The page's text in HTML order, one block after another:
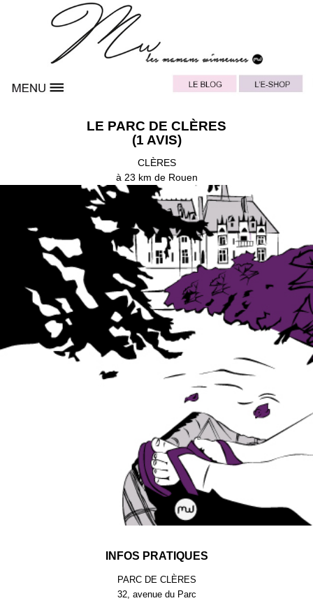
LE PARC DE CLÈRES
(1 AVIS)
CLÈRES
à 23 km de Rouen
INFOS PRATIQUES
PARC DE CLÈRES
32, avenue du Parc